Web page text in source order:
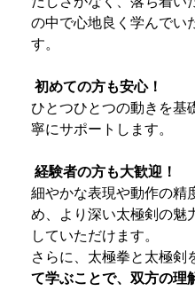
の中で心地良く学んでい
す。
初めての方も安心！
ひとつひとつの動きを基
寧にサポートします。
経験者の方も大歓迎！
細やかな表現や動作の精
め、より深い太極剣の魅
していただけます。
さらに、太極拳と太極剣
て学ぶことで、双方の理